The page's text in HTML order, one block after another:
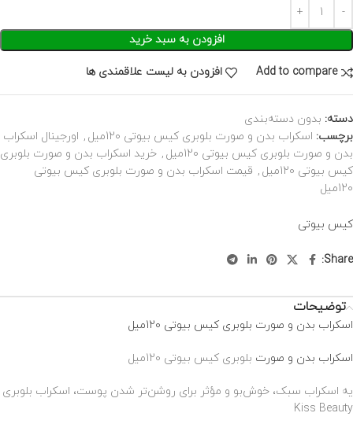
افزودن به سبد خرید
Add to compare افزودن به لیست علاقمندی ها
دسته: بدون دسته‌بندی
برچسب: اسکراب بدن و صورت بلوبری کیس بیوتی 120میل , اورجینال اسکراب
بدن و صورت بلوبری کیس بیوتی 120میل
, خرید اسکراب بدن و صورت بلوبری
کیس بیوتی 120میل
, قیمت اسکراب بدن و صورت بلوبری کیس بیوتی
120میل
کیس بیوتی
Share:
توضیحات
اسکراب بدن و صورت بلوبری کیس بیوتی 120میل
اسکراب بدن و صورت بلوبری کیس بیوتی 120میل
یه اسکراب سبک، خوش‌بو و مؤثر برای روشن‌تر شدن پوست، اسکراب بلوبری
Kiss Beauty